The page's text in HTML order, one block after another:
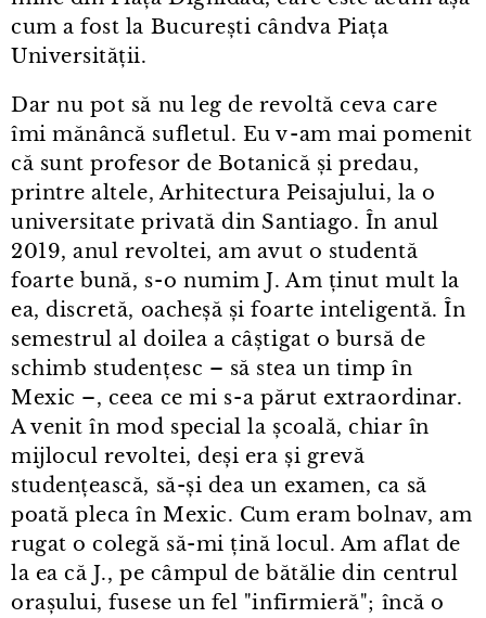
cum a fost la București cândva Piața
Universității.
Dar nu pot să nu leg de revoltă ceva care
îmi mănâncă sufletul. Eu v⁠-⁠am mai pomenit
că sunt profesor de Botanică și predau,
printre altele, Arhitectura Peisajului, la o
universitate privată din Santiago. În anul
2019, anul revoltei, am avut o studentă
foarte bună, s⁠-⁠o numim J. Am ținut mult la
ea, discretă, oacheșă și foarte inteligentă. În
semestrul al doilea a câștigat o bursă de
schimb studențesc – să stea un timp în
Mexic –, ceea ce mi s⁠-⁠a părut extraordinar.
A venit în mod special la școală, chiar în
mijlocul revoltei, deși era și grevă
studențească, să-și dea un examen, ca să
poată pleca în Mexic. Cum eram bolnav, am
rugat o colegă să-mi țină locul. Am aflat de
la ea că J., pe câmpul de bătălie din centrul
orașului, fusese un fel "infirmieră"; încă o